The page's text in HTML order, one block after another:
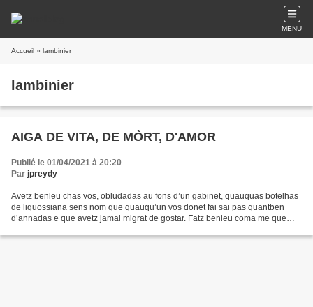
MENU
Accueil » lambinier
lambinier
AIGA DE VITA, DE MÒRT, D'AMOR
Publié le 01/04/2021 à 20:20
Par jpreydy
Avetz benleu chas vos, obludadas au fons d’un gabinet, quauquas botelhas
de liquossiana sens nom que quauqu’un vos donet fai sai pas quantben
d’annadas e que avetz jamai migrat de gostar. Fatz benleu coma me que